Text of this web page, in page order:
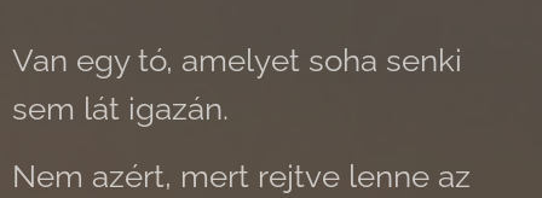
Van egy tó, amelyet soha senki
sem lát igazán.
Nem azért, mert rejtve lenne az